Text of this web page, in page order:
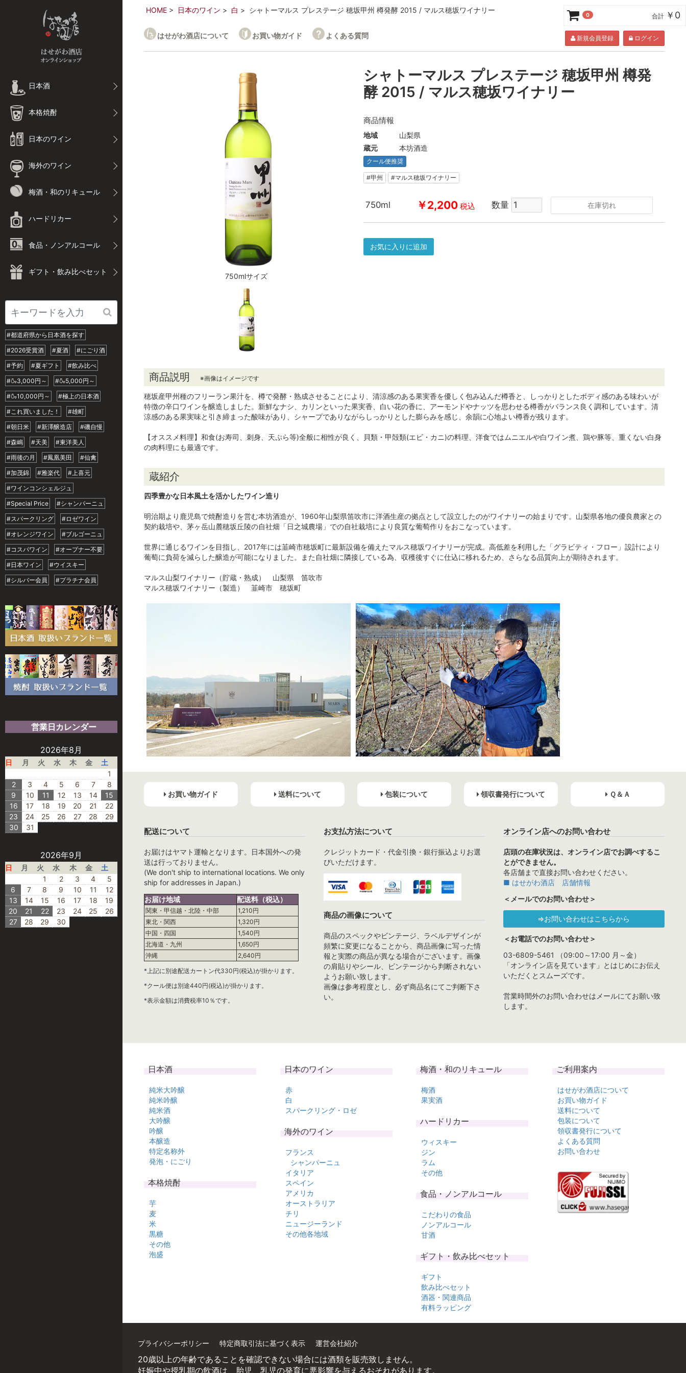
日本酒
本格焼酎
日本のワイン
海外のワイン
梅酒・和のリキュール
ハードリカー
食品・ノンアルコール
ギフト・飲み比べセット
#都道府県から日本酒を探す
#2026受賞酒
#夏酒
#にごり酒
#予約
#夏ギフト
#飲み比べ
#🍶3,000円～
#🍶5,000円～
#🍶10,000円～
#極上の日本酒
#これ買いました！
#雄町
#朝日米
#新澤醸造店
#磯自慢
#森嶋
#天美
#東洋美人
#雨後の月
#鳳凰美田
#仙禽
#加茂錦
#雅楽代
#上喜元
#ワインコンシェルジュ
#Special Price
#シャンパーニュ
#スパークリング
#ロゼワイン
#オレンジワイン
#ブルゴーニュ
#コスパワイン
#オープナー不要
#日本ワイン
#ウイスキー
#シルバー会員
#プラチナ会員
営業日カレンダー
2026年8月
日 月 火 水 木 金
土
1
2
3 4 5 6 7
8
9
10 11 12 13 14
15
16
17 18 19 20 21
22
23
24 25 26 27 28
29
30
31
2026年9月
日 月 火 水 木 金
土
1
2 3 4
5
6
7 8 9 10 11
12
13
14 15 16 17 18
19
20
21 22 23 24 25
26
27
28 29 30
HOME 日本のワイン 白 シャトーマルス プレステージ 穂坂甲州 樽発酵 2015 / マルス穂坂ワイナリー
はせがわ酒店について お買い物ガイド よくある質問 新規会員登録 ログイン
750mlサイズ
シャトーマルス プレステージ 穂坂甲州 樽発
酵 2015 / マルス穂坂ワイナリー
商品情報
地域
山梨県
蔵元
本坊酒造
クール便推奨
#甲州 #マルス穂坂ワイナリー
750ml ￥2,200 税込 数量 在庫切れ
お気に入りに追加
商品説明 ※画像はイメージです
穂坂産甲州種のフリーラン果汁を、樽で発酵・熟成させることにより、清涼感のある果実香を優しく包み込んだ樽香と、しっかりとしたボディ感のある味わいが
特徴の辛口ワインを醸造しました。新鮮なナシ、カリンといった果実香、白い花の香に、アーモンドやナッツを思わせる樽香がバランス良く調和しています。清
涼感のある果実味と引き締まった酸味があり、シャープでありながらしっかりとした膨らみを感じ、余韻に心地よい樽香が残ります。
【オススメ料理】和食(お寿司、刺身、天ぷら等)全般に相性が良く、貝類・甲殻類(エビ・カニ)の料理、洋食ではムニエルや白ワイン煮、鶏や豚等、重くない白身
の肉料理にも最適です。
蔵紹介
四季豊かな日本風土を活かしたワイン造り
明治期より鹿児島で焼酎造りを営む本坊酒造が、1960年山梨県笛吹市に洋酒生産の拠点として設立したのがワイナリーの始まりです。山梨県各地の優良農家との
契約栽培や、茅ヶ岳山麓穂坂丘陵の自社畑「日之城農場」での自社栽培により良質な葡萄作りをおこなっています。
世界に通じるワインを目指し、2017年には韮崎市穂坂町に最新設備を備えたマルス穂坂ワイナリーが完成。高低差を利用した「グラビティ・フロー」設計により
葡萄に負荷を減らした醸造が可能になりました。また自社畑に隣接している為、収穫後すぐに仕込に移れるため、さらなる品質向上が期待されます。
マルス山梨ワイナリー（貯蔵・熟成） 山梨県 笛吹市
マルス穂坂ワイナリー（製造） 韮崎市 穂坂町
0 合計 ￥0
お買い物ガイド 送料について 包装について 領収書発行について Ｑ＆Ａ
配送について
お届けはヤマト運輸となります。日本国外への発
送は行っておりません。
(We don't ship to international locations. We only
ship for addresses in Japan.)
お届け地域
配送料（税込）
関東・甲信越・北陸・中部
1,210円
東北・関西
1,320円
中国・四国
1,540円
北海道・九州
1,650円
沖縄
2,640円
*上記に別途配送カートン代330円(税込)が掛かります。
*クール便は別途440円(税込)が掛かります。
*表示金額は消費税率10％です。
お支払方法について
クレジットカード・代金引換・銀行振込よりお選
びいただけます。
商品の画像について
商品のスペックやビンテージ、ラベルデザインが
頻繁に変更になることから、商品画像に写った情
報と実際の商品が異なる場合がございます。画像
の肩貼りやシール、ビンテージから判断されない
ようお願い致します。
画像は参考程度とし、必ず商品名にてご判断下さ
い。
オンライン店へのお問い合わせ
店頭の在庫状況は、オンライン店でお調べするこ
とができません。
各店舗まで直接お問い合わせください。
■ はせがわ酒店 店舗情報
＜メールでのお問い合わせ＞
⇒お問い合わせはこちらから
＜お電話でのお問い合わせ＞
03-6809-5461 （09:00～17:00 月～金）
「オンライン店を見ています」とはじめにお伝え
いただくとスムーズです。
営業時間外のお問い合わせはメールにてお願い致
します。
日本酒
純米大吟醸
純米吟醸
純米酒
大吟醸
吟醸
本醸造
特定名称外
発泡・にごり
本格焼酎
芋
麦
米
黒糖
その他
泡盛
日本のワイン
赤
白
スパークリング・ロゼ
海外のワイン
フランス
シャンパーニュ
イタリア
スペイン
アメリカ
オーストラリア
チリ
ニュージーランド
その他各地域
梅酒・和のリキュール
梅酒
果実酒
ハードリカー
ウィスキー
ジン
ラム
その他
食品・ノンアルコール
こだわりの食品
ノンアルコール
甘酒
ギフト・飲み比べセット
ギフト
飲み比べセット
酒器・関連商品
有料ラッピング
ご利用案内
はせがわ酒店について
お買い物ガイド
送料について
包装について
領収書発行について
よくある質問
お問い合わせ
プライバシーポリシー 特定商取引法に基づく表示 運営会社紹介
20歳以上の年齢であることを確認できない場合には酒類を販売致しません。
妊娠中や授乳期の飲酒は、胎児、乳児の発育に悪影響を与えるおそれがあります。